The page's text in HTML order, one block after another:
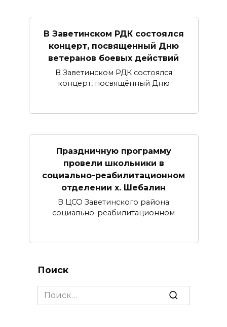
В Заветинском РДК состоялся
концерт, посвященный Дню
ветеранов боевых действий
В Заветинском РДК состоялся
концерт, посвящённый Дню
Праздничную программу
провели школьники в
социально-реабилитационном
отделении х. Шебалин
В ЦСО Заветинского района
социально-реабилитационном
Поиск
Search
for: